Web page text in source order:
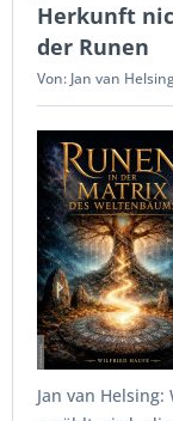
Herkunft
der Runen
Von: Jan van
Jan van